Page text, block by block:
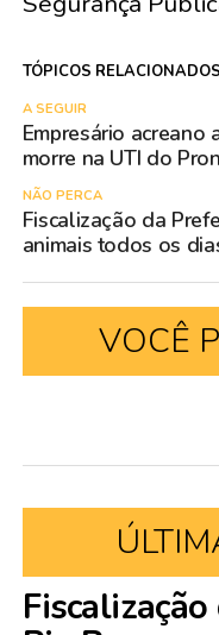
TÓPICOS
A SEGUIR
Empresário
morre na UTI do
NÃO PERCA
Fiscalização da
animais todos os
VOCÊ